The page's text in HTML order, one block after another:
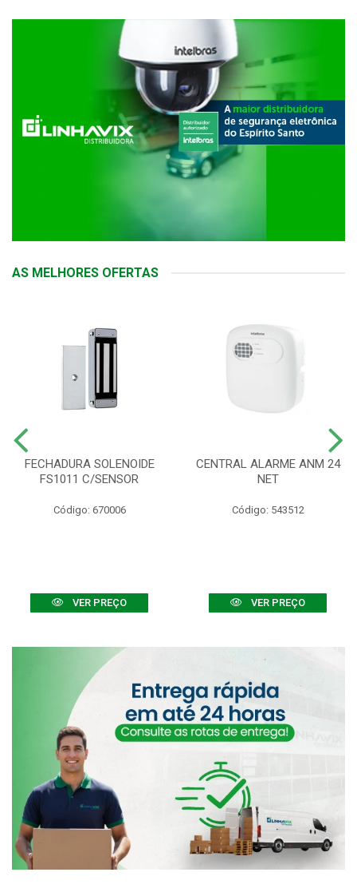
AS MELHORES OFERTAS
FECHADURA SOLENOIDE
FS1011 C/SENSOR
Código: 670006
VER PREÇO
CENTRAL ALARME ANM 24
NET
Código: 543512
VER PREÇO